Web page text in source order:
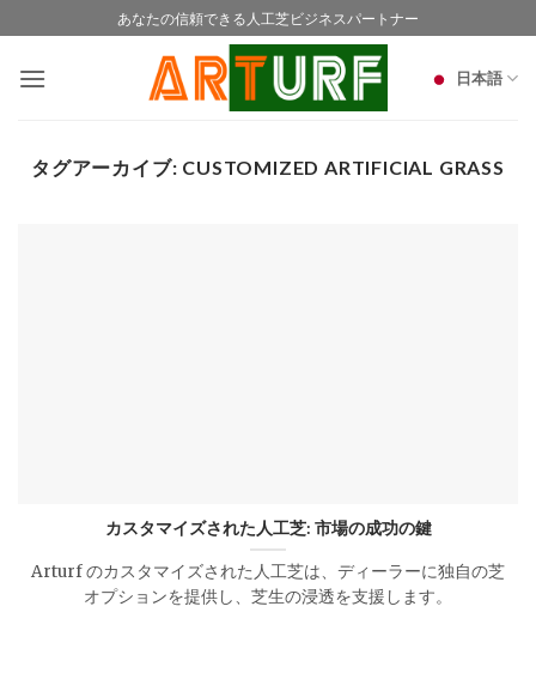
to
content
あなたの信頼できる人工芝ビジネスパートナー
日本語
タグアーカイブ: CUSTOMIZED ARTIFICIAL GRASS
カスタマイズされた人工芝: 市場の成功の鍵
Arturf のカスタマイズされた人工芝は、ディーラーに独自の芝
オプションを提供し、芝生の浸透を支援します。